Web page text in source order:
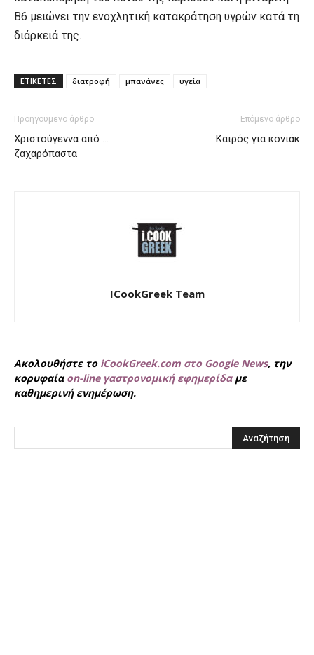
B6 μειώνει την ενοχλητική κατακράτηση υγρών κατά τη
διάρκειά της.
ΕΤΙΚΕΤΕΣ διατροφή μπανάνες υγεία
Προηγούμενο άρθρο
Χριστούγεννα από …
ζαχαρόπαστα
Επόμενο άρθρο
Καιρός για κονιάκ
ICookGreek Team
Ακολουθήστε το iCookGreek.com στο Google News, την
κορυφαία on-line γαστρονομική εφημερίδαμε
καθημερινή ενημέρωση.